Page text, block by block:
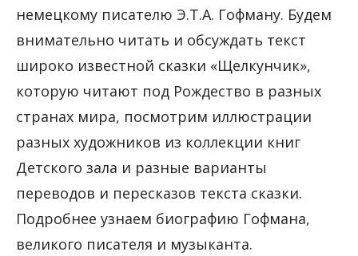
немецкому писателю Э.Т.А. Гофману. Будем
внимательно читать и обсуждать текст
широко известной сказки «Щелкунчик»,
которую читают под Рождество в разных
странах мира, посмотрим иллюстрации
разных художников из коллекции книг
Детского зала и разные варианты
переводов и пересказов текста сказки.
Подробнее узнаем биографию Гофмана,
великого писателя и музыканта.